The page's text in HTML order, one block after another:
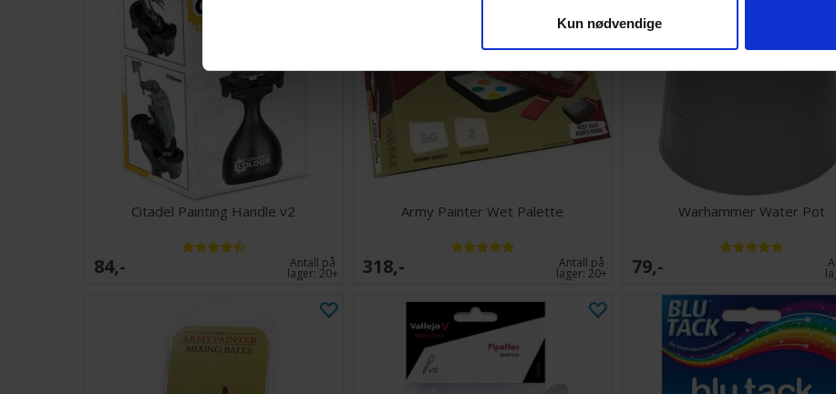
Kun nødvendige
Citadel Painting Handle v2
84,- Antall på
lager:20+
Army Painter Wet Palette
318,- Antall på
lager:20+
Warhammer Water Pot
79,-